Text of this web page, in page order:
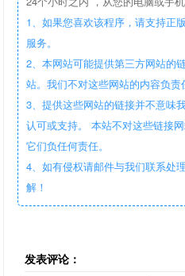
1、如果您喜欢该程序，请支持正
服务。
2、本网站可能提供第三方网站的
站。我们不对这些网站的内容负责
3、提供这些网站的链接并不意味
认可或支持。 本站不对这些链接
它们负任何责任。
4、如有侵权请邮件与我们联系处
解！
发表评论：